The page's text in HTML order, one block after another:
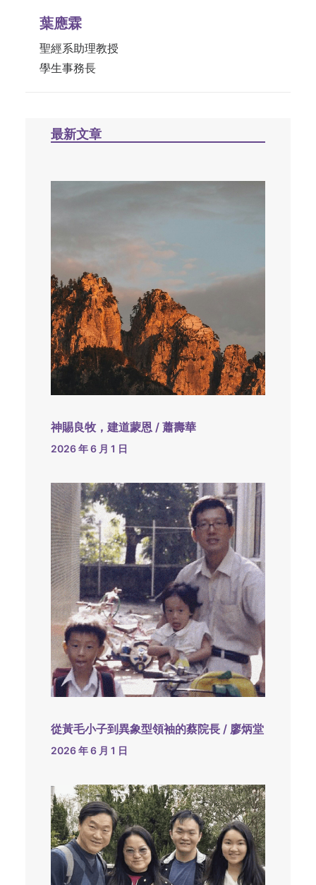
葉應霖
聖經系助理教授
學生事務長
最新文章
神賜良牧，建道蒙恩 / 蕭壽華
2026 年 6 月 1 日
從黃毛小子到異象型領袖的蔡院長 / 廖炳堂
2026 年 6 月 1 日